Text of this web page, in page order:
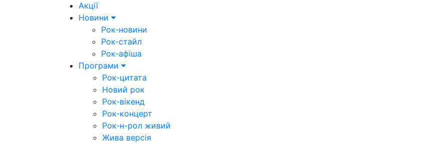
Акції
Новини
Рок-новини
Рок-стайл
Рок-афіша
Програми
Рок-цитата
Новий рок
Рок-вікенд
Рок-концерт
Рок-н-рол живий
Жива версія